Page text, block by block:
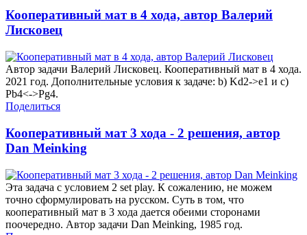
Кооперативный мат в 4 хода, автор Валерий
Лисковец
Автор задачи Валерий Лисковец. Кооперативный мат в 4 хода.
2021 год. Дополнительные условия к задаче: b) Kd2->e1 и c)
Pb4<->Pg4.
Поделиться
Кооперативный мат 3 хода - 2 решения, автор
Dan Meinking
Эта задача с условием 2 set play. К сожалению, не можем
точно сформулировать на русском. Суть в том, что
кооперативный мат в 3 хода дается обеими сторонами
поочередно. Автор задачи Dan Meinking, 1985 год.